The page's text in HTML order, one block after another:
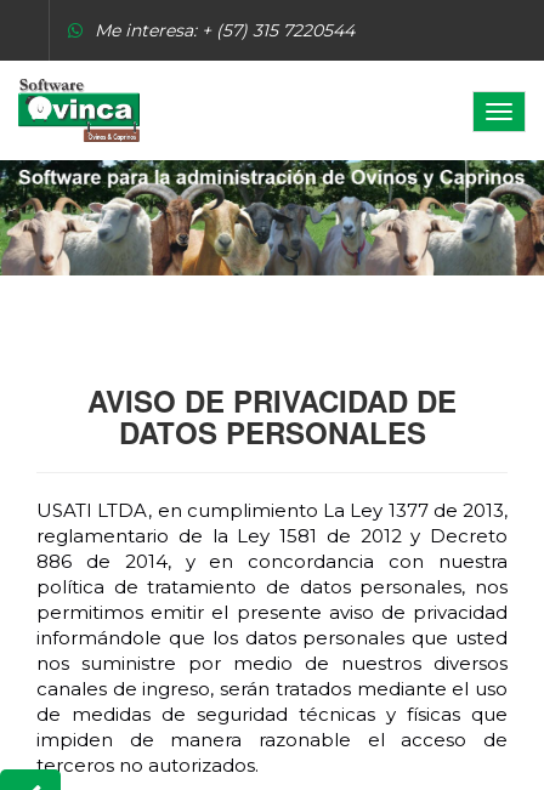
Me interesa: + (57) 315 7220544
soporte@ganaderosg.com
6493229
Menu
AVISO DE PRIVACIDAD DE
DATOS PERSONALES
USATI LTDA, en cumplimiento La Ley 1377 de 2013,
reglamentario de la Ley 1581 de 2012 y Decreto
886 de 2014, y en concordancia con nuestra
política de tratamiento de datos personales, nos
permitimos emitir el presente aviso de privacidad
informándole que los datos personales que usted
nos suministre por medio de nuestros diversos
canales de ingreso, serán tratados mediante el uso
de medidas de seguridad técnicas y físicas que
impiden de manera razonable el acceso de
terceros no autorizados.